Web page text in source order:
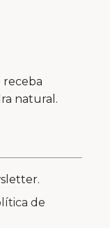
receba
natural.
de